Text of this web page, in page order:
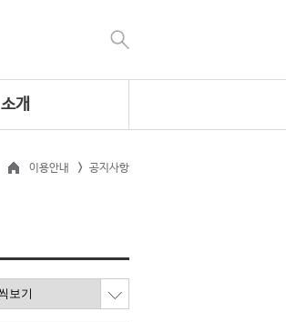
소개
이용안내 공지사항